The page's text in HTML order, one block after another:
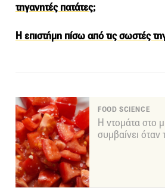
τηγανητές πατάτες;
Η επιστήμη πίσω από τις σωστές
FOOD SCIENCE
Η ντομάτα στο
συμβαίνει όταν